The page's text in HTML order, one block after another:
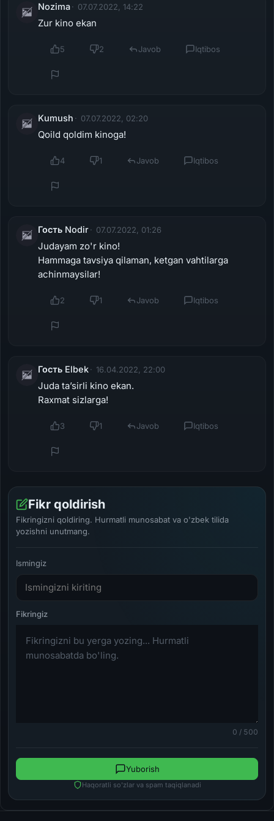
Nozima 07.07.2022, 14:22
Zur kino ekan
5 2 Javob Iqtibos
Kumush 07.07.2022, 02:20
Qoild qoldim kinoga!
4 1 Javob Iqtibos
Гость Nodir 07.07.2022, 01:26
Judayam zo'r kino!
Hammaga tavsiya qilaman, ketgan vahtilarga
achinmaysilar!
2 1 Javob Iqtibos
Гость Elbek 16.04.2022, 22:00
Juda taʼsirli kino ekan.
Raxmat sizlarga!
3 1 Javob Iqtibos
Fikr qoldirish
Fikringizni qoldiring. Hurmatli munosabat va o'zbek tilida
yozishni unutmang.
Ismingiz
0 / 500
Haqoratli so'zlar va spam taqiqlanadi
Yuborish